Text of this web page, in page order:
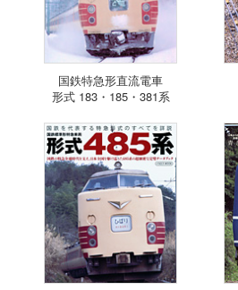
国鉄特急形直流電車
形式 183・185・381系